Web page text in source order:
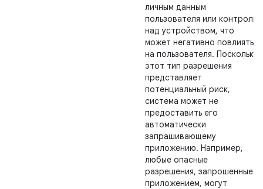
личным данным
пользователя или контроль
над устройством, что
может негативно повлиять
на пользователя. Поскольку
этот тип разрешения
представляет
потенциальный риск,
система может не
предоставить его
автоматически
запрашивающему
приложению. Например,
любые опасные
разрешения, запрошенные
приложением, могут